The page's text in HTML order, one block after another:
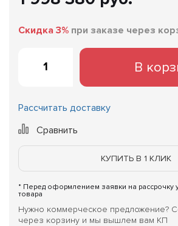
Скидка 3% при заказе через
В
Рассчитать доставку
Сравнить
КУПИТЬ В 1 КЛИК
* Перед оформлением заявки на рассрочку
товара
Нужно коммерческое предложение?
через корзину и мы вышлем вам КП